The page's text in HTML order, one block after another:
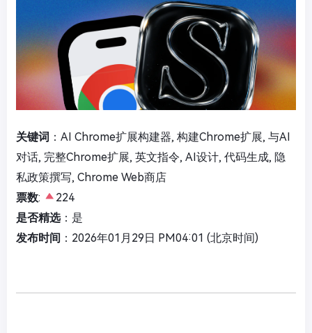
关键词 ：AI Chrome扩展构建器, 构建Chrome扩展, 与AI
对话, 完整Chrome扩展, 英文指令, AI设计, 代码生成, 隐
私政策撰写, Chrome Web商店
票数:
224
是否精选：是
发布时间 ：2026年01月29日 PM04:01 (北京时间)